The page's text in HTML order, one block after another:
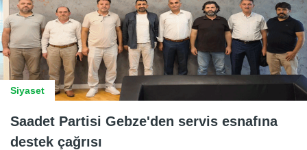
Siyaset
Saadet Partisi Gebze'den servis esnafına
destek çağrısı